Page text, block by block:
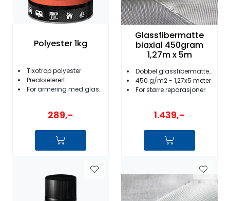
Polyester 1kg
Tixotrop polyester
Preakselerert
For armering med glassfibermatte
289,-
Glassfibermatte
biaxial 450gram
1,27m x 5m
Dobbel glassfibermatte - sterk og strukturell
450 g/m2 - 1,27x5 meter
For større reparasjoner
1.439,-